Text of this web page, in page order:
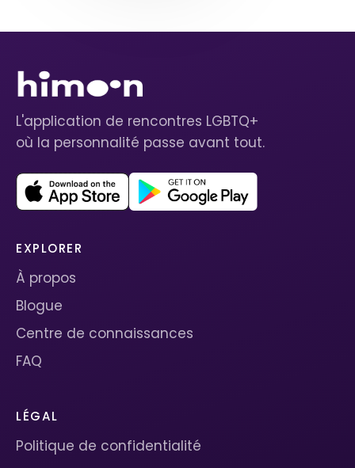
L'application de rencontres LGBTQ+
où la personnalité passe avant tout.
EXPLORER
À propos
Blogue
Centre de connaissances
FAQ
LÉGAL
Politique de confidentialité